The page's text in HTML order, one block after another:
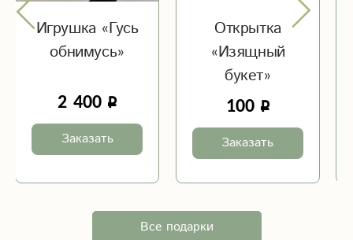
Игрушка «Гусь
обнимусь»
2 400
Заказать
Открытка
«Изящный
букет»
100
Заказать
Все подарки